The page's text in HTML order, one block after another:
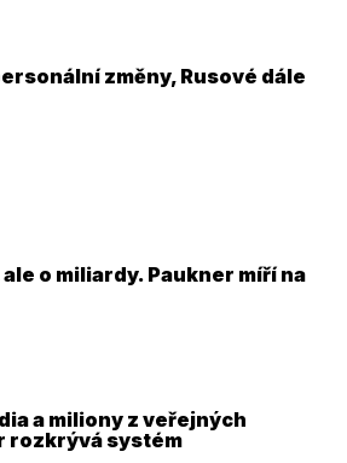
změny, Rusové dále
ale o miliardy. Paukner míří na
a miliony z veřejných
rozkrývá systém